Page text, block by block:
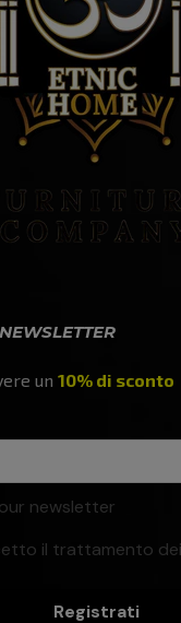
un 10% di sconto
newsletter
il trattamento
Registrati